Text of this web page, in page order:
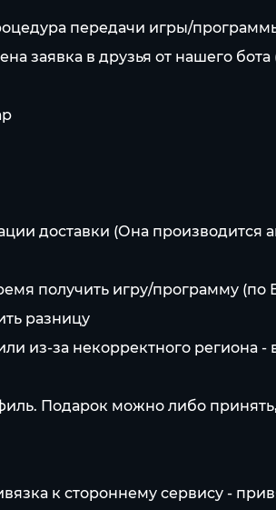
передачи игры/
заявка в друзья от нашего
доставки (Она производится
получить игру/программу
разницу
из-за некорректного региона
Подарок можно либо
к стороннему сервису -